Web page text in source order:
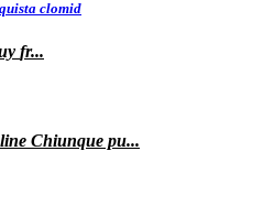
clomid
fr...
Chiunque pu...